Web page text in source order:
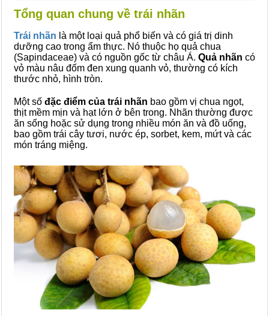
Tổng quan chung về trái nhãn
Trái nhãn là một loại quả phổ biến và có giá trị dinh
dưỡng cao trong ẩm thực. Nó thuộc họ quả chua
(Sapindaceae) và có nguồn gốc từ châu Á. Quả nhãn có
vỏ màu nâu đốm đen xung quanh vỏ, thường có kích
thước nhỏ, hình tròn.
Một số đặc điểm của trái nhãn bao gồm vị chua ngọt,
thịt mềm mịn và hạt lớn ở bên trong. Nhãn thường được
ăn sống hoặc sử dụng trong nhiều món ăn và đồ uống,
bao gồm trái cây tươi, nước ép, sorbet, kem, mứt và các
món tráng miệng.